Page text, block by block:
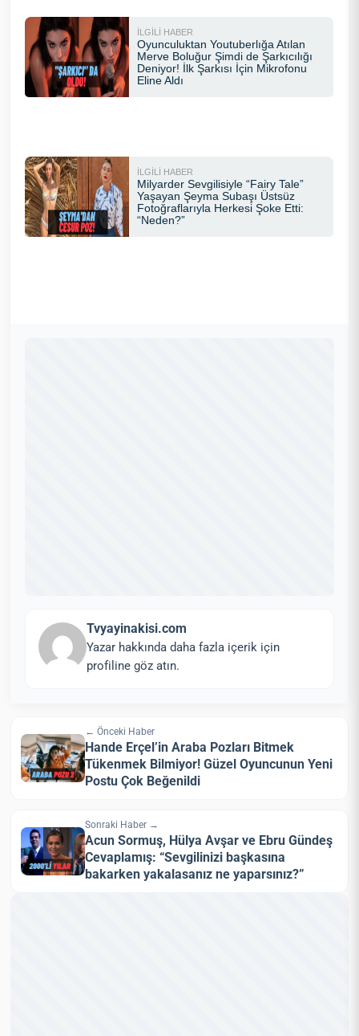
Tvyayinakisi.com
Yazar hakkında daha fazla içerik için
profiline göz atın.
← Önceki Haber
Hande Erçel’in Araba Pozları Bitmek
Tükenmek Bilmiyor! Güzel Oyuncunun Yeni
Postu Çok Beğenildi
Sonraki Haber →
Acun Sormuş, Hülya Avşar ve Ebru Gündeş
Cevaplamış: “Sevgilinizi başkasına
bakarken yakalasanız ne yaparsınız?”